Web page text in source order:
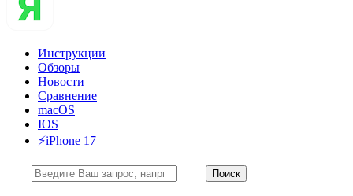
Инструкции
Обзоры
Новости
Сравнение
macOS
IOS
⚡️iPhone 17